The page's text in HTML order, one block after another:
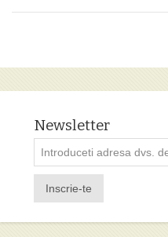
Newsletter
Inscrie-te